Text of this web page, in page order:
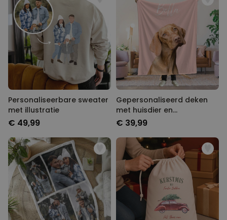
Personaliseerbare sweater
met illustratie
€ 49,99
Gepersonaliseerd deken
met huisdier en
achtergrond
€ 39,99